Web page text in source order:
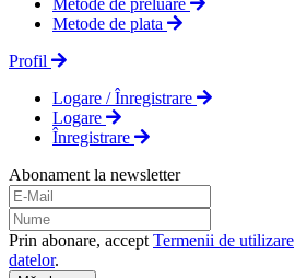
Metode de preluare
Metode de plata
Profil
Logare / Înregistrare
Logare
Înregistrare
Abonament la newsletter
Prin abonare, accept Termenii de utilizare
datelor.